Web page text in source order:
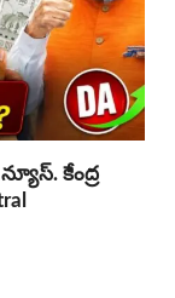
కేంద్ర